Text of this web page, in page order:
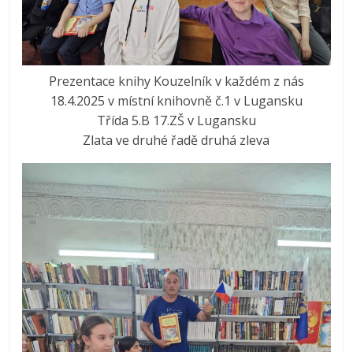
Prezentace knihy Kouzelník v každém z nás
18.4.2025 v místní knihovně č.1 v Lugansku
Třída 5.B 17.ZŠ v Lugansku
Zlata ve druhé řadě druhá zleva